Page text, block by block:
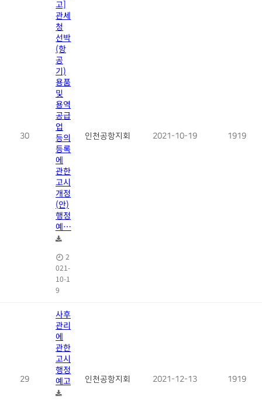
30
고]
관세
청
선박
(항
공
기)
용품
및
용역
공급
업
등의
등록
에
관한
고시
개정
(안)
행정
예…
2
021-
10-1
9
인천공항지회 2021-10-19 1919
29
사후
관리
에
관한
고시
행정
예고
인천공항지회 2021-12-13 1919